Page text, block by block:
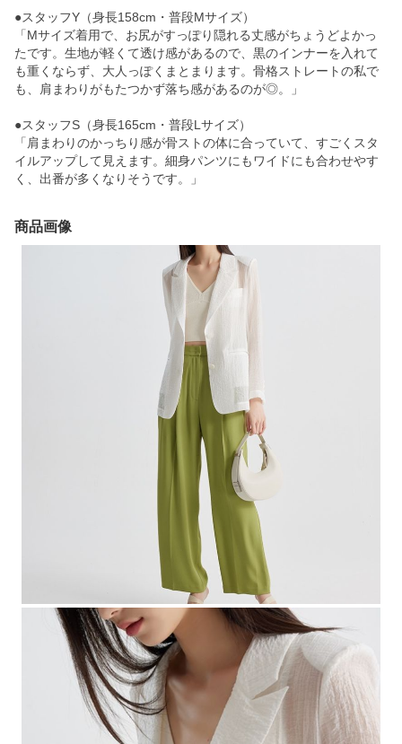
●スタッフY（身長158cm・普段Mサイズ）
「Mサイズ着用で、お尻がすっぽり隠れる丈感がちょうどよかっ
たです。生地が軽くて透け感があるので、黒のインナーを入れて
も重くならず、大人っぽくまとまります。骨格ストレートの私で
も、肩まわりがもたつかず落ち感があるのが◎。」
●スタッフS（身長165cm・普段Lサイズ）
「肩まわりのかっちり感が骨ストの体に合っていて、すごくスタ
イルアップして見えます。細身パンツにもワイドにも合わせやす
く、出番が多くなりそうです。」
商品画像